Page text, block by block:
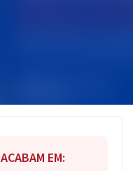
EM: